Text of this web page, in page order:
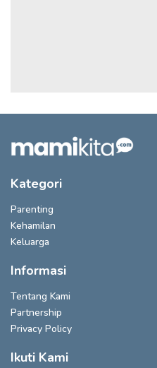
Kategori
Parenting
Kehamilan
Keluarga
Informasi
Tentang Kami
Partnership
Privacy Policy
Ikuti Kami